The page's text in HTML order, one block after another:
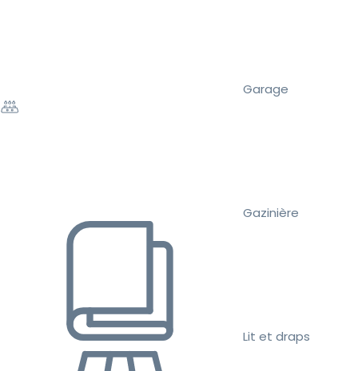
Garage
Gazinière
Lit et draps